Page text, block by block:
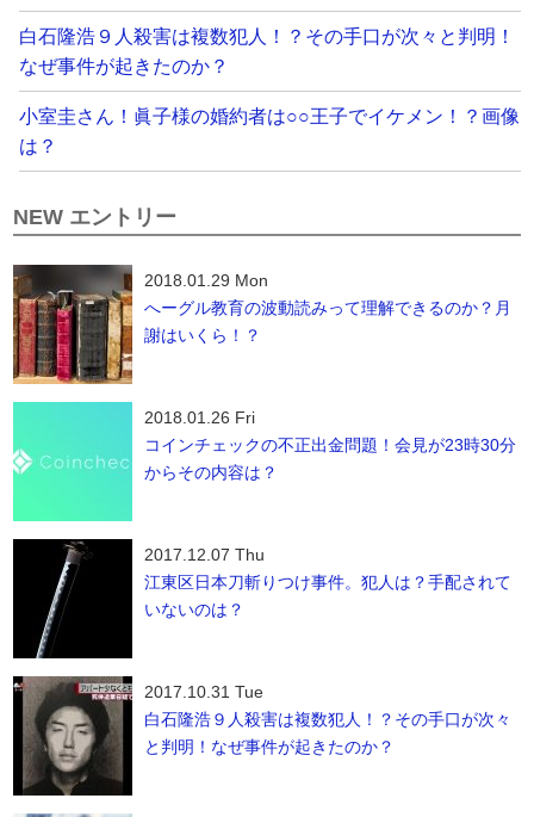
白石隆浩９人殺害は複数犯人！？その手口が次々と判明！
なぜ事件が起きたのか？
小室圭さん！眞子様の婚約者は○○王子でイケメン！？画像
は？
NEW エントリー
2018.01.29 Mon
へーグル教育の波動読みって理解できるのか？月
謝はいくら！？
2018.01.26 Fri
コインチェックの不正出金問題！会見が23時30分
からその内容は？
2017.12.07 Thu
江東区日本刀斬りつけ事件。犯人は？手配されて
いないのは？
2017.10.31 Tue
白石隆浩９人殺害は複数犯人！？その手口が次々
と判明！なぜ事件が起きたのか？